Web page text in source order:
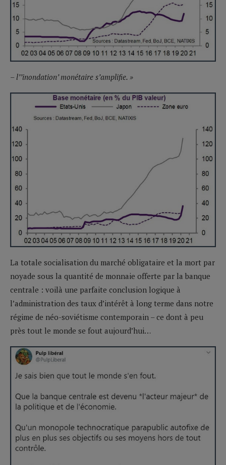
– l’’inondation’ monétaire s’amplifie. »
La totale socialisation du marché obligataire et la mort par
noyade sous la quantité de monnaie offerte par la banque
centrale : voilà une parfaite conclusion logique à
l’administration des taux d’intérêt à long terme dans notre
régime de néo-soviétisme contemporain – ce dont à peu
près tout le monde se fout aujourd’hui…